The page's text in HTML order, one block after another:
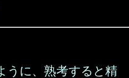
うに、熟考すると精